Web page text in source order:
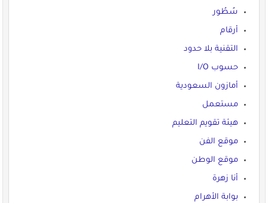
سُطُور
أرقام
التقنية بلا حدود
حسوب I/O
أمازون السعودية
مستعمل
هيئة تقويم التعليم
موقع الفن
موقع الوطن
أنا زهرة
بوابة الأهرام